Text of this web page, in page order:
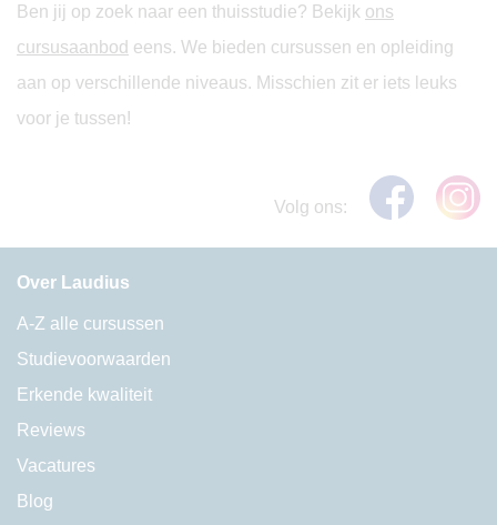
Ben jij op zoek naar een thuisstudie? Bekijk ons
cursusaanbod eens. We bieden cursussen en opleiding
aan op verschillende niveaus. Misschien zit er iets leuks
voor je tussen!
Volg ons:
Over Laudius
A-Z alle cursussen
Studievoorwaarden
Erkende kwaliteit
Reviews
Vacatures
Blog